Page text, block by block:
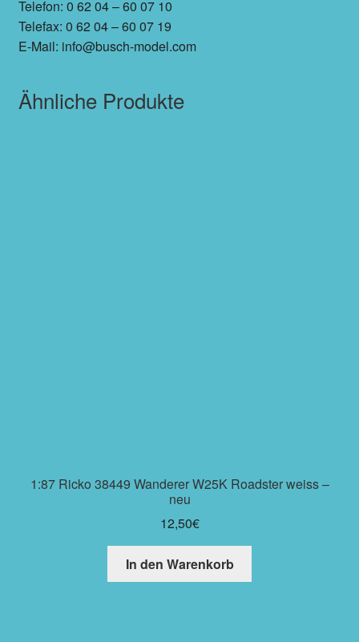
Telefon: 0 62 04 – 60 07 10
Telefax: 0 62 04 – 60 07 19
E-Mail: info@busch-model.com
Ähnliche Produkte
1:87 Ricko 38449 Wanderer W25K Roadster weiss –
neu
12,50€
In den Warenkorb